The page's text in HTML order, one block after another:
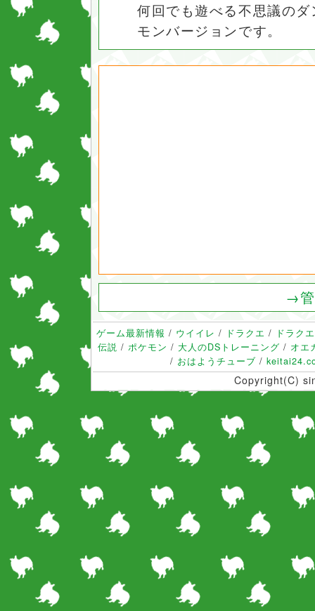
何回でも遊べる不思議の
モンバージョンです。
→管
ゲーム最新情報 / ウイイレ / ドラクエ / ドラク
伝説 / ポケモン / 大人のDSトレーニング / オエ
/ おはようチューブ /
Copyright(C)